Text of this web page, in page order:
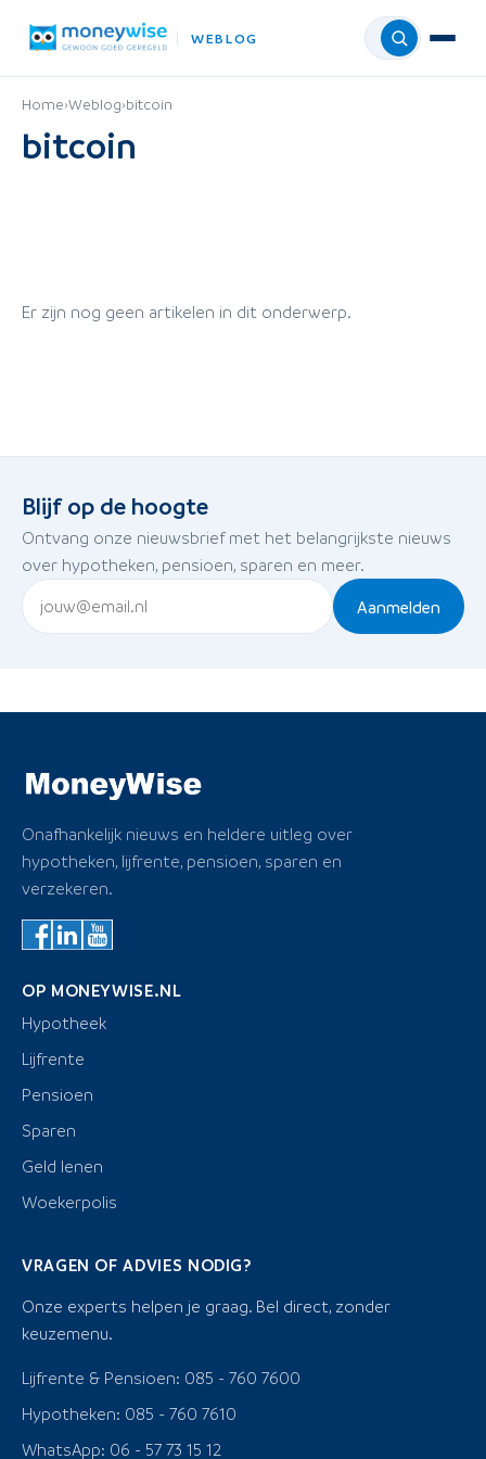
WEBLOG Menu
Home›Weblog›bitcoin
bitcoin
Er zijn nog geen artikelen in dit onderwerp.
Blijf op de hoogte
Ontvang onze nieuwsbrief met het belangrijkste nieuws
over hypotheken, pensioen, sparen en meer.
Aanmelden
Onafhankelijk nieuws en heldere uitleg over
hypotheken, lijfrente, pensioen, sparen en
verzekeren.
OP MONEYWISE.NL
Hypotheek
Lijfrente
Pensioen
Sparen
Geld lenen
Woekerpolis
VRAGEN OF ADVIES NODIG?
Onze experts helpen je graag. Bel direct, zonder
keuzemenu.
Lijfrente & Pensioen: 085 - 760 7600
Hypotheken: 085 - 760 7610
WhatsApp: 06 - 57 73 15 12